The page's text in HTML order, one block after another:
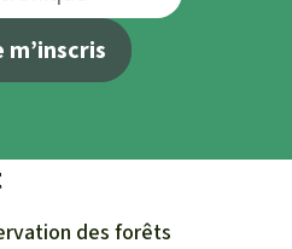
m’inscris
des forêts